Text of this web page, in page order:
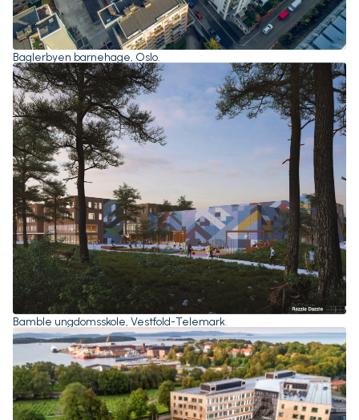
Baglerbyen barnehage, Oslo.
Bamble ungdomsskole, Vestfold-Telemark.